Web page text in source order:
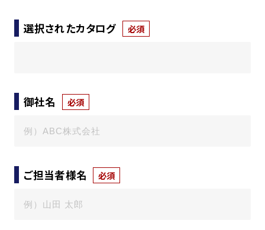
選択されたカタログ 必須
御社名 必須
ご担当者様名 必須